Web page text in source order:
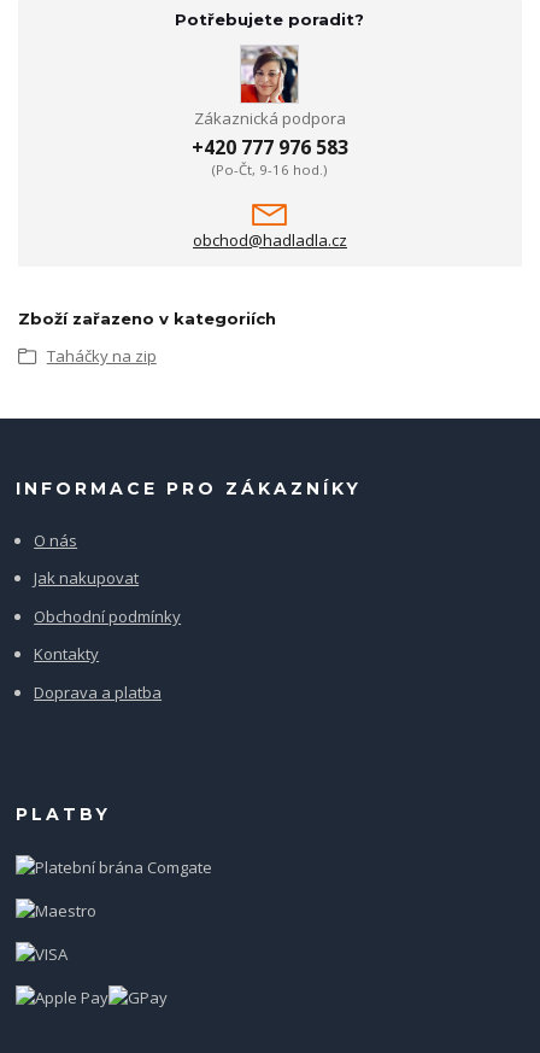
Potřebujete poradit?
Zákaznická podpora
+420 777 976 583
(Po-Čt, 9-16 hod.)
obchod@hadladla.cz
Zboží zařazeno v kategoriích
Taháčky na zip
INFORMACE PRO ZÁKAZNÍKY
O nás
Jak nakupovat
Obchodní podmínky
Kontakty
Doprava a platba
PLATBY